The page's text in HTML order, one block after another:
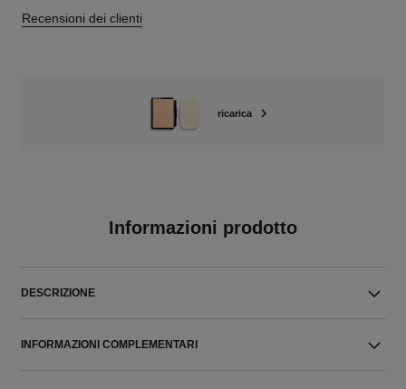
Recensioni dei clienti
ricarica
Informazioni prodotto
DESCRIZIONE
INFORMAZIONI COMPLEMENTARI